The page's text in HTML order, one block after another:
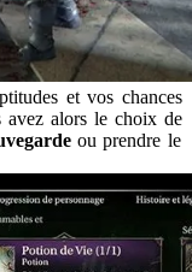
et vos chances
avez alors le choix de
ou prendre le